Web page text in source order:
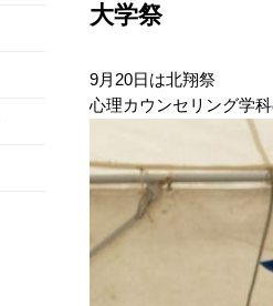
大学祭
9月20日は北翔祭
心理カウンセリング学